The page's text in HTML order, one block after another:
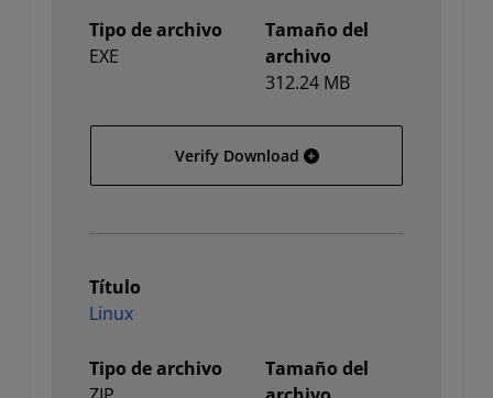
Tipo de archivo
EXE
Tamaño del
archivo
312.24 MB
Verify Download Windows
Título
Linux
Tipo de archivo
Tamaño del